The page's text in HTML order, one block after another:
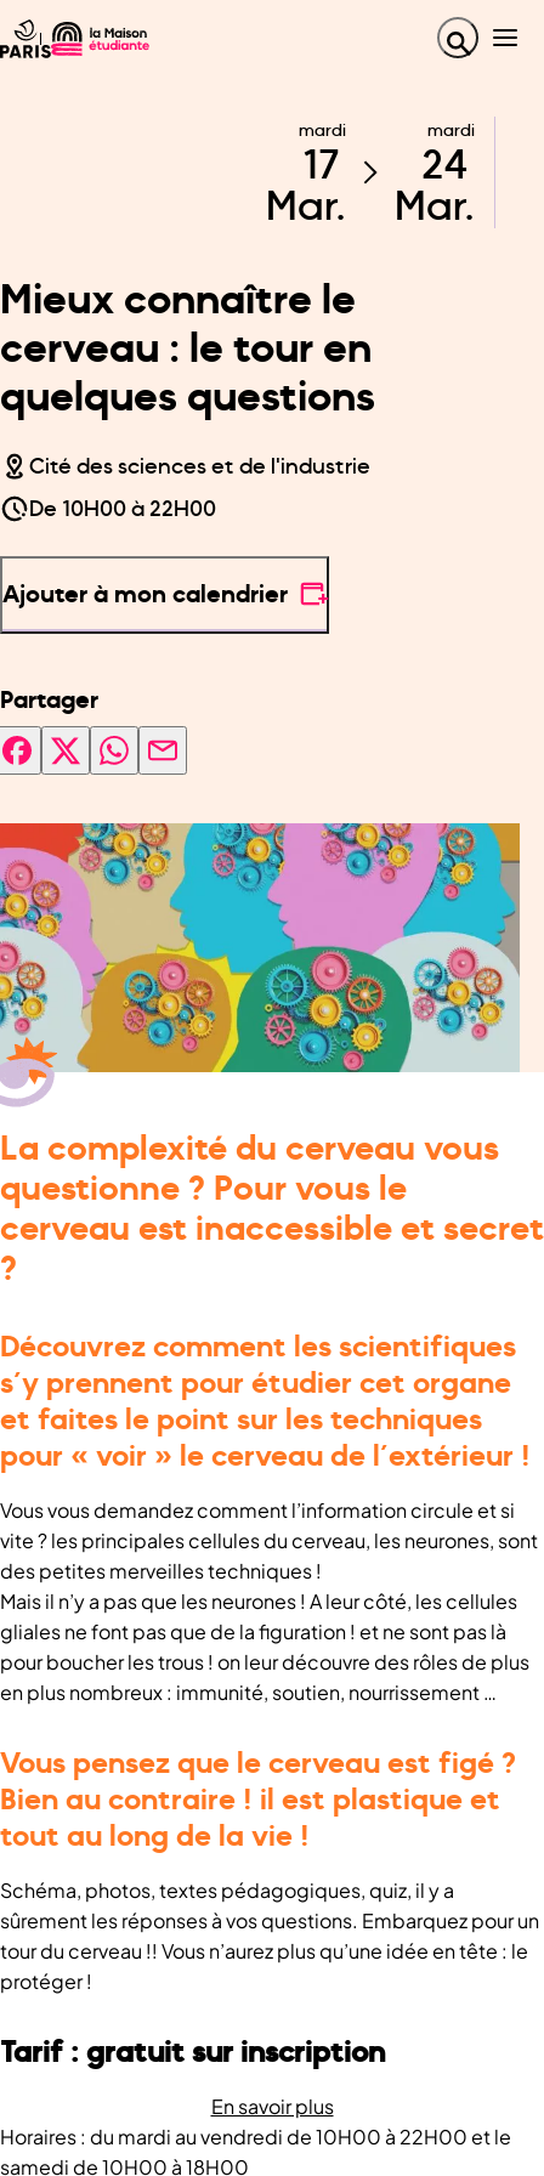
mardi
17
Mar.
mardi
24
Mar.
Mieux connaître le
cerveau : le tour en
quelques questions
Cité des sciences et de l'industrie
De 10H00 à 22H00
Ajouter à mon calendrier
Partager
La complexité du cerveau vous
questionne ? Pour vous le
cerveau est inaccessible et secret
?
Découvrez comment les scientifiques
s’y prennent pour étudier cet organe
et faites le point sur les techniques
pour « voir » le cerveau de l’extérieur !
Vous vous demandez comment l’information circule et si
vite ? les principales cellules du cerveau, les neurones, sont
des petites merveilles techniques !
Mais il n’y a pas que les neurones ! A leur côté, les cellules
gliales ne font pas que de la figuration ! et ne sont pas là
pour boucher les trous ! on leur découvre des rôles de plus
en plus nombreux : immunité, soutien, nourrissement …
Vous pensez que le cerveau est figé ?
Bien au contraire ! il est plastique et
tout au long de la vie !
Schéma, photos, textes pédagogiques, quiz, il y a
sûrement les réponses à vos questions. Embarquez pour un
tour du cerveau !! Vous n’aurez plus qu’une idée en tête : le
protéger !
Tarif : gratuit sur inscription
En savoir plus
Horaires : du mardi au vendredi de 10H00 à 22H00 et le
samedi de 10H00 à 18H00